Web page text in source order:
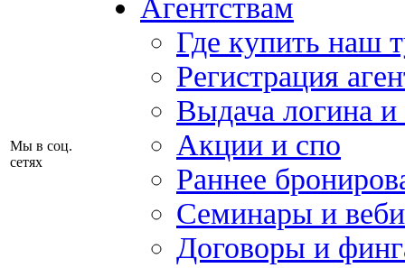
Мы в соц.
сетях
Агентствам
Где купить наш
Регистрация
Выдача логина и
Акции и спо
Раннее
Семинары и
Договоры и